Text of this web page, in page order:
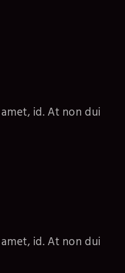
id. At non dui
id. At non dui